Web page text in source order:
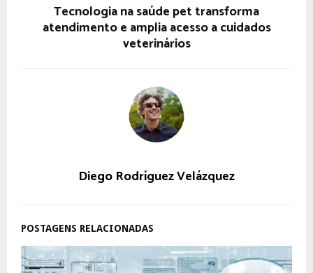
Tecnologia na saúde pet transforma
atendimento e amplia acesso a cuidados
veterinários
Diego Rodríguez Velázquez
POSTAGENS RELACIONADAS